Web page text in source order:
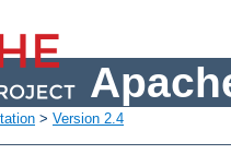
> Version 2.4